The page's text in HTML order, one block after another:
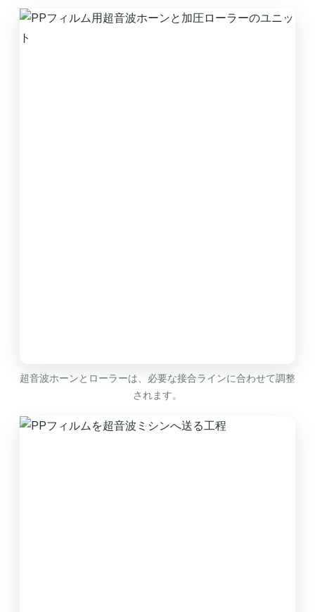
超音波ホーンとローラーは、必要な接合ラインに合わせて調整
されます。